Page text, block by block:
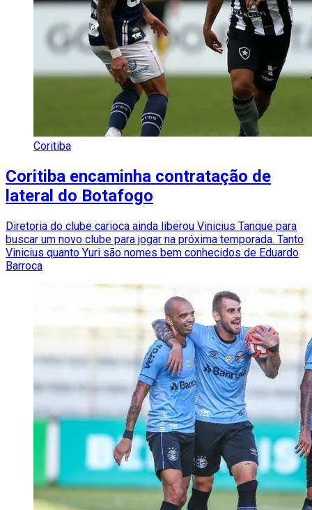
Coritiba
Coritiba encaminha contratação de
lateral do Botafogo
Diretoria do clube carioca ainda liberou Vinicius Tanque para
buscar um novo clube para jogar na próxima temporada. Tanto
Vinicius quanto Yuri são nomes bem conhecidos de Eduardo
Barroca